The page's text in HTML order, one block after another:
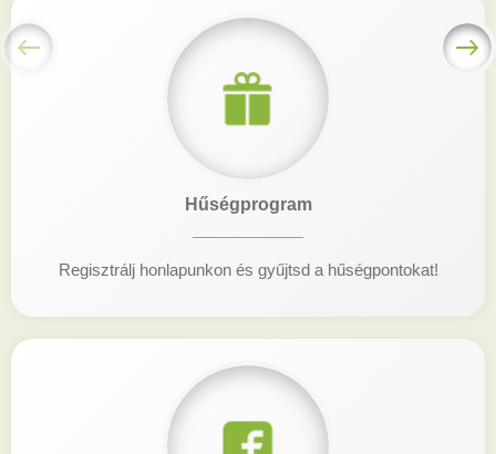
Hűségprogram
Regisztrálj honlapunkon és gyűjtsd a hűségpontokat!